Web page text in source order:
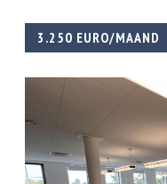
3.250 EURO/MAAND